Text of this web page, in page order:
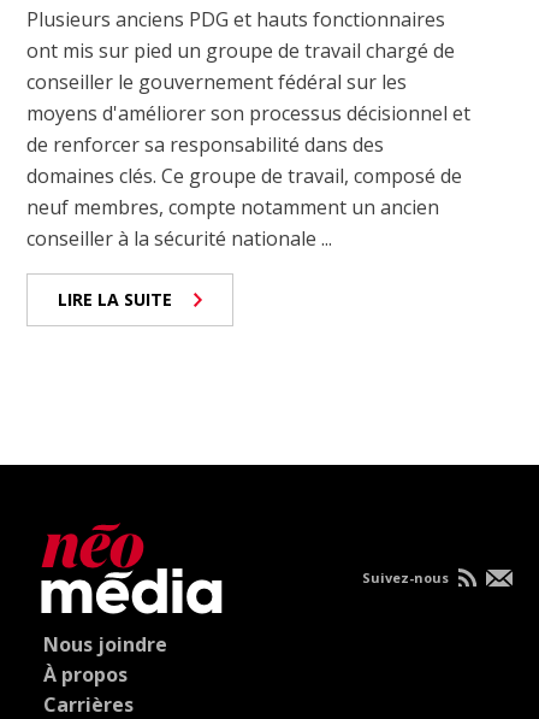
Plusieurs anciens PDG et hauts fonctionnaires
ont mis sur pied un groupe de travail chargé de
conseiller le gouvernement fédéral sur les
moyens d'améliorer son processus décisionnel et
de renforcer sa responsabilité dans des
domaines clés. Ce groupe de travail, composé de
neuf membres, compte notamment un ancien
conseiller à la sécurité nationale ...
LIRE LA SUITE
Nous joindre
À propos
Carrières
Suivez-nous